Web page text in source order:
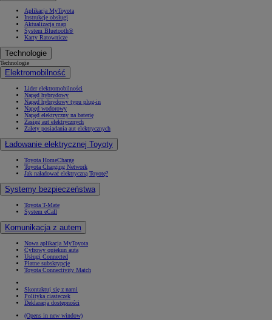
Aplikacja MyToyota
Instrukcje obsługi
Aktualizacja map
System Bluetooth®
Karty Ratownicze
Technologie
Technologie
Elektromobilność
Lider elektromobilności
Napęd hybrydowy
Napęd hybrydowy typu plug-in
Napęd wodorowy
Napęd elektryczny na baterię
Zasięg aut elektrycznych
Zalety posiadania aut elektrycznych
Ładowanie elektrycznej Toyoty
Toyota HomeCharge
Toyota Charging Network
Jak naładować elektryczną Toyotę?
Systemy bezpieczeństwa
Toyota T-Mate
System eCall
Komunikacja z autem
Nowa aplikacja MyToyota
Cyfrowy opiekun auta
Usługi Connected
Płatne subskrypcje
Toyota Connectivity Match
Skontaktuj się z nami
Polityka ciasteczek
Deklaracja dostępności
(Opens in new window)